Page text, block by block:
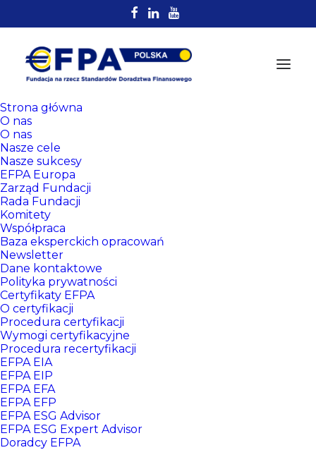
Strona główna
O nas
O nas
Nasze cele
Nasze sukcesy
EFPA Europa
Zarząd Fundacji
Rada Fundacji
Komitety
Współpraca
Baza eksperckich opracowań
Newsletter
Dane kontaktowe
Polityka prywatności
Certyfikaty EFPA
O certyfikacji
Procedura certyfikacji
Wymogi certyfikacyjne
Procedura recertyfikacji
EFPA EIA
EFPA EIP
EFPA EFA
EFPA EFP
EFPA ESG Advisor
EFPA ESG Expert Advisor
Doradcy EFPA
Rejestr
Certyfikowanych
Doradców EFPA